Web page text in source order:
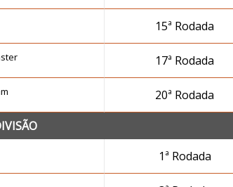
15ª Rodada
17ª Rodada
20ª Rodada
1ª Rodada